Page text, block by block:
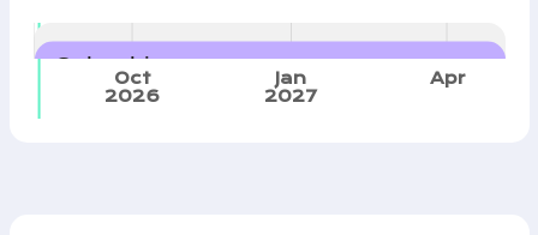
Oct
2026
Jan
2027
Apr
Calendrier